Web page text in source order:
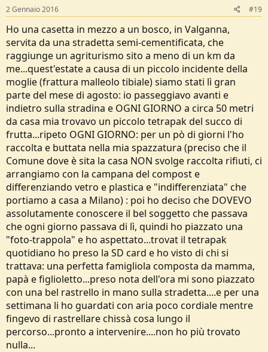
s
:
2 Gennaio 2016 #19
Ho una casetta in mezzo a un bosco, in Valganna,
servita da una stradetta semi-cementificata, che
raggiunge un agriturismo sito a meno di un km da
me...quest'estate a causa di un piccolo incidente della
moglie (frattura malleolo tibiale) siamo stati lì gran
parte del mese di agosto: io passeggiavo avanti e
indietro sulla stradina e OGNI GIORNO a circa 50 metri
da casa mia trovavo un piccolo tetrapak del succo di
frutta...ripeto OGNI GIORNO: per un pò di giorni l'ho
raccolta e buttata nella mia spazzatura (preciso che il
Comune dove è sita la casa NON svolge raccolta rifiuti, ci
arrangiamo con la campana del compost e
differenziando vetro e plastica e "indifferenziata" che
portiamo a casa a Milano) : poi ho deciso che DOVEVO
assolutamente conoscere il bel soggetto che passava
che ogni giorno passava di lì, quindi ho piazzato una
"foto-trappola" e ho aspettato...trovat il tetrapak
quotidiano ho preso la SD card e ho visto di chi si
trattava: una perfetta famigliola composta da mamma,
papà e figlioletto...preso nota dell'ora mi sono piazzato
con una bel rastrello in mano sulla stradetta....e per una
settimana li ho guardati con aria poco cordiale mentre
fingevo di rastrellare chissà cosa lungo il
percorso...pronto a intervenire....non ho più trovato
nulla...